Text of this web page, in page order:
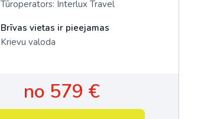
Tūroperators: Interlux Travel
Brīvas vietas ir pieejamas
Krievu valoda
no 579 €